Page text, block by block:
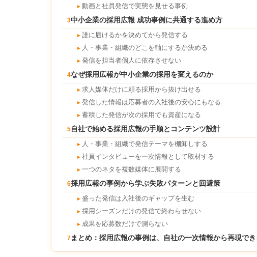
► 動画と社員発信で実態を見せる事例
3中小企業の採用広報 成功事例に共通する進め方
► 誰に届けるかを決めてから発信する
► 人・事業・組織のどこを軸にするか決める
► 発信を担当者個人に依存させない
4なぜ採用広報が中小企業の採用を変えるのか
► 求人媒体だけに頼る採用から抜け出せる
► 発信した情報は応募者の入社後の安心にもなる
► 蓄積した発信が次の採用でも資産になる
5自社で始める採用広報の手順とコンテンツ設計
► 人・事業・組織で発信テーマを棚卸しする
► 社員インタビューを一次情報として取材する
► 一つのネタを複数媒体に展開する
6採用広報の事例から学ぶ失敗パターンと回避策
► 盛った発信は入社後のギャップを生む
► 採用シーズンだけの発信で終わらせない
► 成果を応募数だけで測らない
7まとめ：採用広報の事例は、自社の一次情報から再現でき